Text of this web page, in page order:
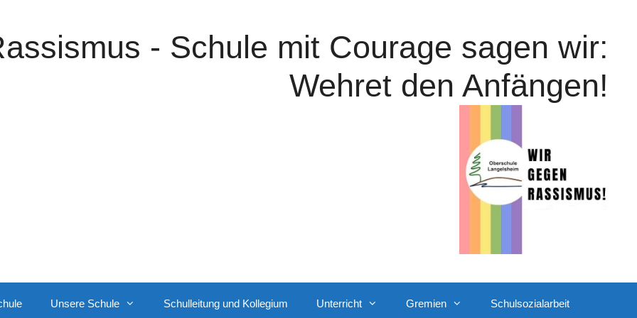
- Schule mit Courage sagen wir:
Wehret den Anfängen!
Unsere Schule Schulleitung und Kollegium Unterricht Gremien Schulsozialarbeit